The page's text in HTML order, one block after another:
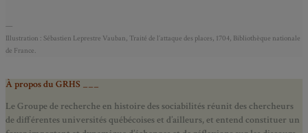
—
Illustration : Sébastien Leprestre Vauban, Traité de l’attaque des places, 1704, Bibliothèque nationale
de France.
À propos du GRHS ___
Le Groupe de recherche en histoire des sociabilités réunit des chercheurs
de différentes universités québécoises et d’ailleurs, et entend constituer un